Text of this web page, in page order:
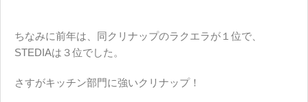
ちなみに前年は、同クリナップのラクエラが１位で、
STEDIAは３位でした。
さすがキッチン部門に強いクリナップ！